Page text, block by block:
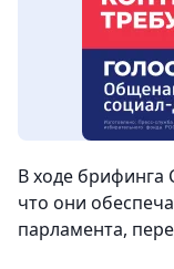
В ходе
что они
парламента,